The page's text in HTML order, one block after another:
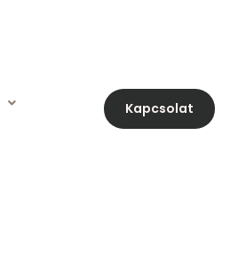
Kapcsolat